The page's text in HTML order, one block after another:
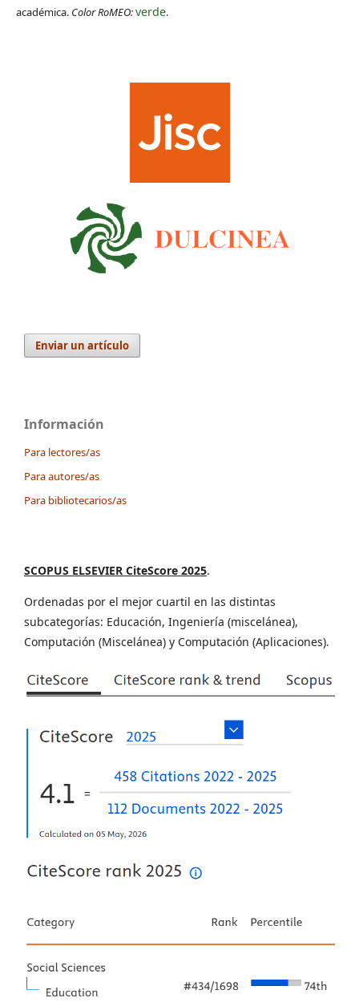
académica. Color RoMEO:verde.
Enviar un artículo
Información
Para lectores/as
Para autores/as
Para bibliotecarios/as
SCOPUS ELSEVIER CiteScore 2025.
Ordenadas por el mejor cuartil en las distintas
subcategorías: Educación, Ingeniería (miscelánea),
Computación (Miscelánea) y Computación (Aplicaciones).